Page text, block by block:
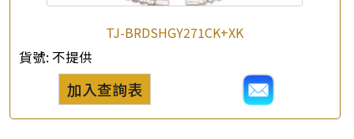
TJ-BRDSHGY271CK+XK
貨號: 不提供
加入查詢表